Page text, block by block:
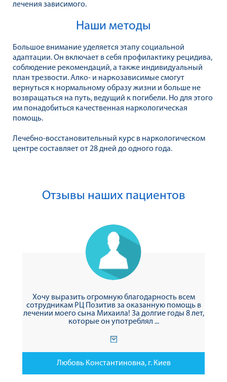
лечения зависимого.
Наши методы
Большое внимание уделяется этапу социальной
адаптации. Он включает в себя профилактику рецидива,
соблюдение рекомендаций, а также индивидуальный
план трезвости. Алко- и наркозависимые смогут
вернуться к нормальному образу жизни и больше не
возвращаться на путь, ведущий к погибели. Но для этого
им понадобиться качественная наркологическая
помощь.
Лечебно-восстановительный курс в наркологическом
центре составляет от 28 дней до одного года.
Отзывы наших пациентов
Хочу выразить огромную благодарность всем
сотрудникам РЦ Позитив за оказанную помощь в
лечении моего сына Михаила! За долгие годы 8 лет,
которые он употреблял ...
Любовь Константиновна, г. Киев